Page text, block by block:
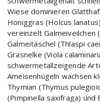
Wiese dominieren
Honiggras (Holcus
vereinzelt Galmeiveilchen
Galmeitäschel (Thlaspi
Grasnelke (Viola
schwermetallzeigende
Ameisenhügeln wachsen
Thymian (Thymus
(Pimpinella saxifraga) und